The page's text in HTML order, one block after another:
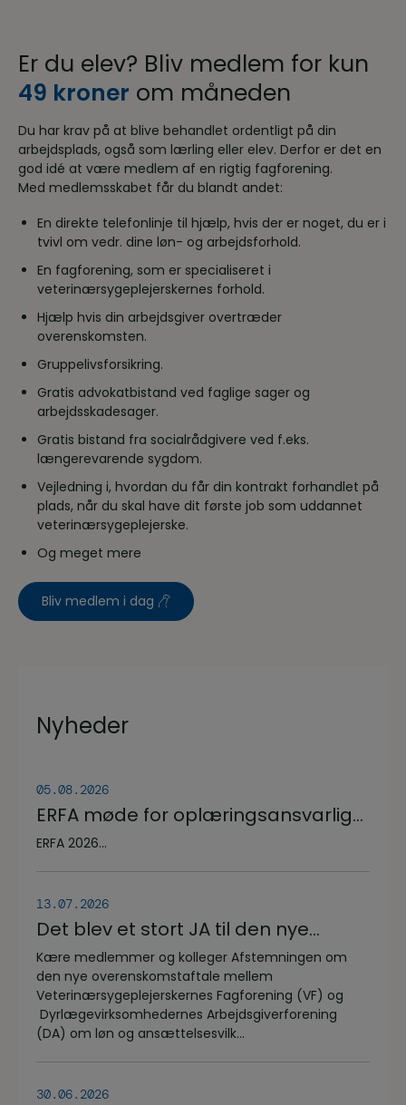
Er du elev? Bliv medlem for kun
49 kroner om måneden
Du har krav på at blive behandlet ordentligt på din
arbejdsplads, også som lærling eller elev. Derfor er det en
god idé at være medlem af en rigtig fagforening.
Med medlemsskabet får du blandt andet:
En direkte telefonlinje til hjælp, hvis der er noget, du er i
tvivl om vedr. dine løn- og arbejdsforhold.
En fagforening, som er specialiseret i
veterinærsygeplejerskernes forhold.
Hjælp hvis din arbejdsgiver overtræder
overenskomsten.
Gruppelivsforsikring.
Gratis advokatbistand ved faglige sager og
arbejdsskadesager.
Gratis bistand fra socialrådgivere ved f.eks.
længerevarende sygdom.
Vejledning i, hvordan du får din kontrakt forhandlet på
plads, når du skal have dit første job som uddannet
veterinærsygeplejerske.
Og meget mere
Bliv medlem i dag
Nyheder
05.08.2026
ERFA møde for oplæringsansvarlige
på veterinærsygeplejerske
ERFA 2026...
13.07.2026
Det blev et stort JA til den nye
overenskomstaftale
Kære medlemmer og kolleger Afstemningen om
den nye overenskomstaftale mellem
Veterinærsygeplejerskernes Fagforening (VF) og
Dyrlægevirksomhedernes Arbejdsgiverforening
(DA) om løn og ansættelsesvilk...
30.06.2026